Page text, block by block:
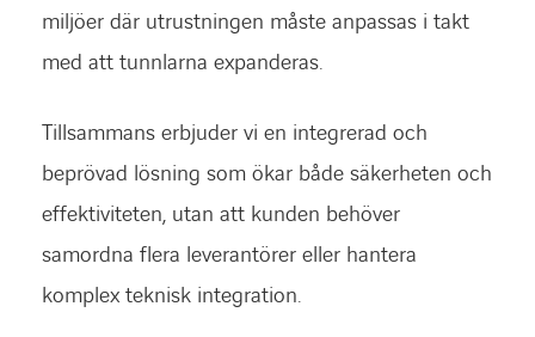
miljöer där utrustningen måste anpassas i takt
med att tunnlarna expanderas.
Tillsammans erbjuder vi en integrerad och
beprövad lösning som ökar både säkerheten och
effektiviteten, utan att kunden behöver
samordna flera leverantörer eller hantera
komplex teknisk integration.